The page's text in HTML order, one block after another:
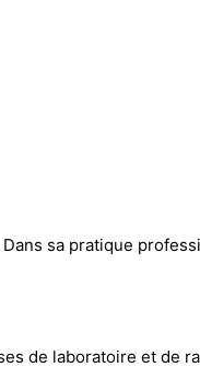
sa pratique
de laboratoire et de